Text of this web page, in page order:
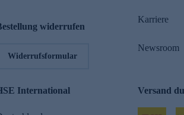
widerrufen
Widerrufsformular
Karriere
Newsroom
International Versand